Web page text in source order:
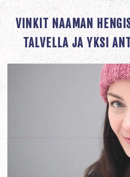
VINKIT NAAMAN
TALVELLA JA YKSI